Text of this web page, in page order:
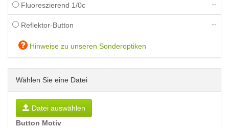
Fluoreszierend 1/0c --
Reflektor-Button --
Hinweise zu unseren Sonderoptiken
Wählen Sie eine Datei
Datei auswählen
Button Motiv